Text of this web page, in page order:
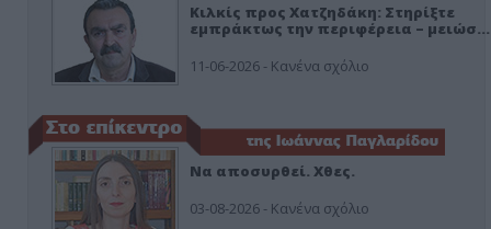
Κιλκίς προς Χατζηδάκη: Στηρίξτε
εμπράκτως την περιφέρεια – μειώσ…
11-06-2026 - Κανένα σχόλιο
Να αποσυρθεί. Χθες.
03-08-2026 - Κανένα σχόλιο